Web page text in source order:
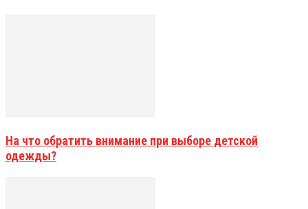
На что обратить внимание при выборе детской
одежды?